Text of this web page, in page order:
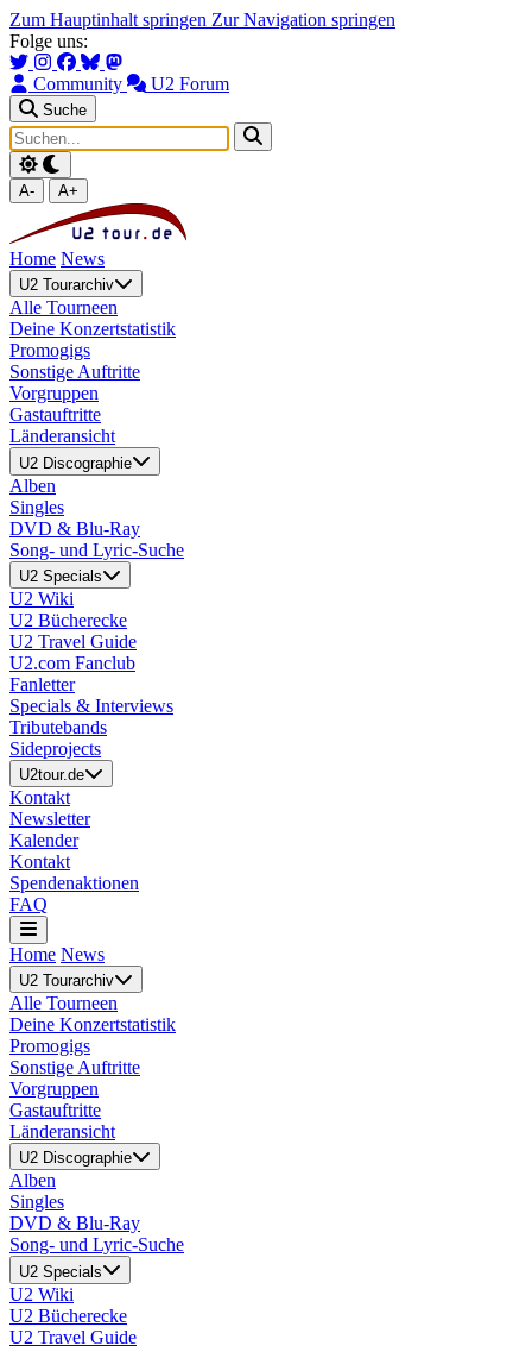
Zum Hauptinhalt springen Zur Navigation springen
Folge uns:
Community U2 Forum
Suche
A- A+
Home News
U2 Tourarchiv
Alle Tourneen
Deine Konzertstatistik
Promogigs
Sonstige Auftritte
Vorgruppen
Gastauftritte
Länderansicht
U2 Discographie
Alben
Singles
DVD & Blu-Ray
Song- und Lyric-Suche
U2 Specials
U2 Wiki
U2 Bücherecke
U2 Travel Guide
U2.com Fanclub
Fanletter
Specials & Interviews
Tributebands
Sideprojects
U2tour.de
Kontakt
Newsletter
Kalender
Kontakt
Spendenaktionen
FAQ
Home News
U2 Tourarchiv
Alle Tourneen
Deine Konzertstatistik
Promogigs
Sonstige Auftritte
Vorgruppen
Gastauftritte
Länderansicht
U2 Discographie
Alben
Singles
DVD & Blu-Ray
Song- und Lyric-Suche
U2 Specials
U2 Wiki
U2 Bücherecke
U2 Travel Guide